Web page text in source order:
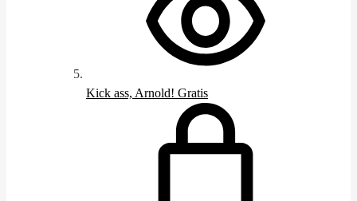
Kick ass, Arnold! Gratis